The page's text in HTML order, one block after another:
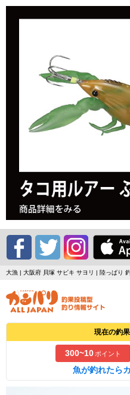
大漁 | 大阪府 貝塚 サビキ サヨリ | 陸っぱり
現在の釣
300~10ポイント
魚が釣れたら